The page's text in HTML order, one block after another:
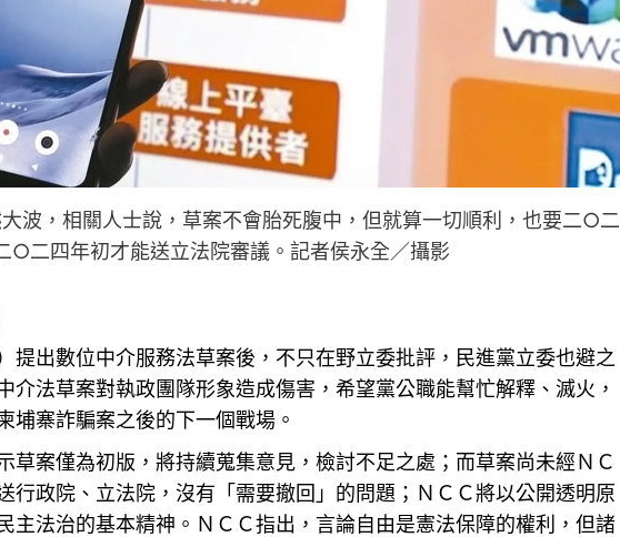
波，相關人士說，草案不會胎死腹中，但就算一切順利，也要二○二
○二四年初才能送立法院審議。記者侯永全／攝影
提出數位中介服務法草案後，不只在野立委批評，民進黨立委也避之
介法草案對執政團隊形象造成傷害，希望黨公職能幫忙解釋、滅火，
埔寨詐騙案之後的下一個戰場。
草案僅為初版，將持續蒐集意見，檢討不足之處；而草案尚未經ＮＣ
行政院、立法院，沒有「需要撤回」的問題；ＮＣＣ將以公開透明原
民主法治的基本精神。ＮＣＣ指出，言論自由是憲法保障的權利，但諸